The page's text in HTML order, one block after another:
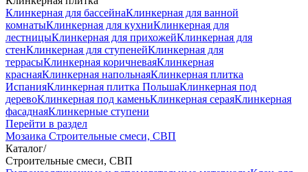
Клинкерная для бассейнаКлинкерная для ванной
комнатыКлинкерная для кухниКлинкерная для
лестницыКлинкерная для прихожейКлинкерная для
стенКлинкерная для ступенейКлинкерная для
террасыКлинкерная коричневаяКлинкерная
краснаяКлинкерная напольнаяКлинкерная плитка
ИспанияКлинкерная плитка ПольшаКлинкерная под
деревоКлинкерная под каменьКлинкерная сераяКлинкерная
фасаднаяКлинкерные ступени
Перейти в раздел
Мозаика Строительные смеси, СВП
Каталог/
Строительные смеси, СВП